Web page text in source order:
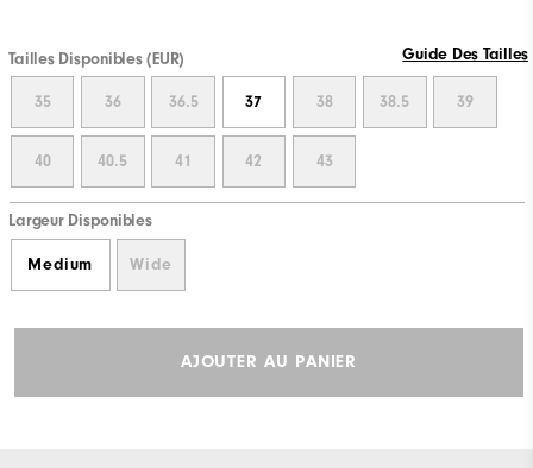
Tailles Disponibles (EUR) Guide Des Tailles
35 36 36.5 37 38 38.5 39
40 40.5 41 42 43
Largeur Disponibles
Medium Wide
AJOUTER AU PANIER